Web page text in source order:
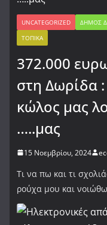
UNCATEGORIZED ΔΉΜΟΣ
ΤΟΠΙΚΆ
372.000
στη Δωρίδα :
κώλος μας
…..μας
15 Νοεμβρίου, 2024
Τι να πω και τι
ρούχα μου και